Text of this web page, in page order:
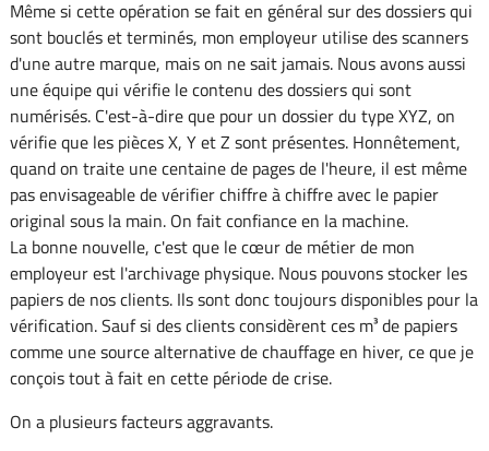
Même si cette opération se fait en général sur des dossiers qui
sont bouclés et terminés, mon employeur utilise des scanners
d'une autre marque, mais on ne sait jamais. Nous avons aussi
une équipe qui vérifie le contenu des dossiers qui sont
numérisés. C'est-à-dire que pour un dossier du type XYZ, on
vérifie que les pièces X, Y et Z sont présentes. Honnêtement,
quand on traite une centaine de pages de l'heure, il est même
pas envisageable de vérifier chiffre à chiffre avec le papier
original sous la main. On fait confiance en la machine.
La bonne nouvelle, c'est que le cœur de métier de mon
employeur est l'archivage physique. Nous pouvons stocker les
papiers de nos clients. Ils sont donc toujours disponibles pour la
vérification. Sauf si des clients considèrent ces m³ de papiers
comme une source alternative de chauffage en hiver, ce que je
conçois tout à fait en cette période de crise.
On a plusieurs facteurs aggravants.